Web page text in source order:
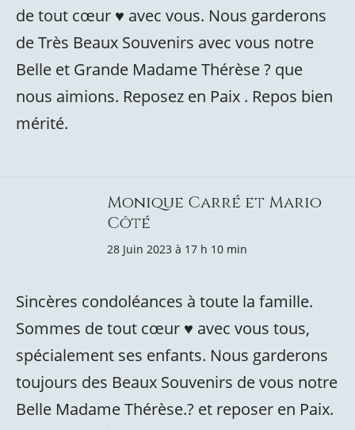
de tout cœur ♥️ avec vous. Nous garderons
de Très Beaux Souvenirs avec vous notre
Belle et Grande Madame Thérèse ? que
nous aimions. Reposez en Paix . Repos bien
mérité.
Monique Carré et Mario
Côté
28 Juin 2023 à 17 h 10 min
Sincères condoléances à toute la famille.
Sommes de tout cœur ♥️ avec vous tous,
spécialement ses enfants. Nous garderons
toujours des Beaux Souvenirs de vous notre
Belle Madame Thérèse.? et reposer en Paix.